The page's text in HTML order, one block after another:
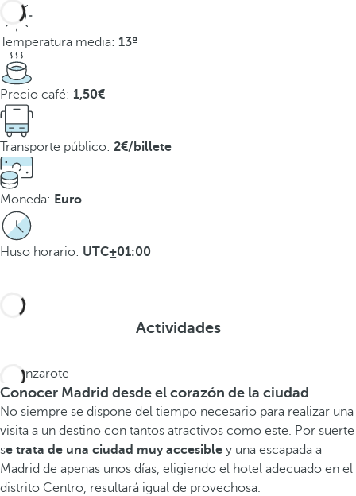
Temperatura media: 13º
Precio café: 1,50€
Transporte público: 2€/billete
Moneda: Euro
Huso horario: UTC±01:00
Actividades
Conocer Madrid desde el corazón de la ciudad
No siempre se dispone del tiempo necesario para realizar una
visita a un destino con tantos atractivos como este. Por suerte
se trata de una ciudad muy accesible y una escapada a
Madrid de apenas unos días, eligiendo el hotel adecuado en el
distrito Centro, resultará igual de provechosa.